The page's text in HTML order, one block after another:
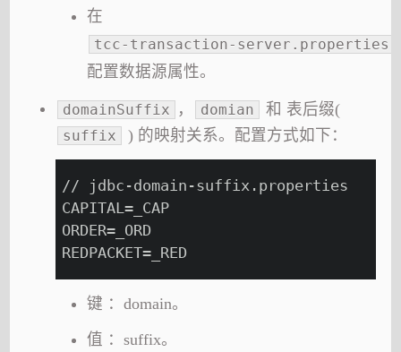
在
tcc-transaction-server.properties
配置数据源属性。
domainSuffix ， domian 和 表后缀(
suffix ) 的映射关系。配置方式如下：
// jdbc-domain-suffix.properties
CAPITAL=_CAP
ORDER=_ORD
REDPACKET=_RED
键 ：domain。
值 ：suffix。